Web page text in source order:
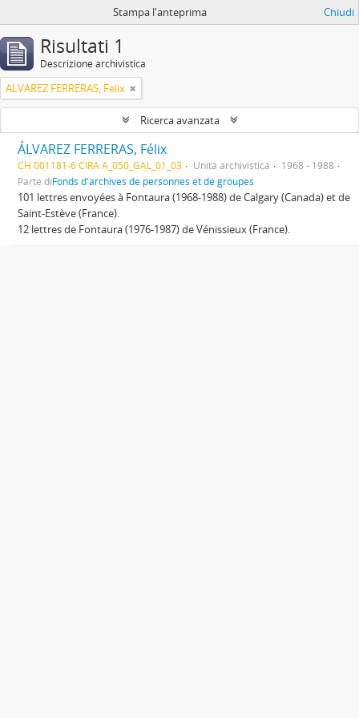
Stampa l'anteprima Chiudi
Risultati 1
Descrizione archivistica
ALVAREZ FERRERAS, Felix
Ricerca avanzata
ÁLVAREZ FERRERAS, Félix
CH 001181-6 CIRA A_050_GAL_01_03 Unità archivistica
1968 - 1988
Parte diFonds d'archives de personnes et de groupes
101 lettres envoyées à Fontaura (1968-1988) de Calgary (Canada) et de
Saint-Estève (France).
12 lettres de Fontaura (1976-1987) de Vénissieux (France).